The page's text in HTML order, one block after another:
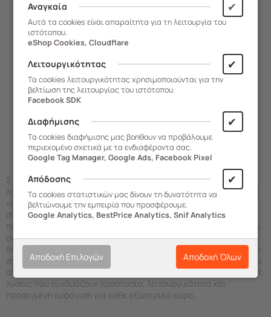
237.BR06GC
Φράχτης Παρτεριού Κήπου
Μήκος 6 μέτρα x0.4x12cm
Πλαστικός 2.46kg Χακί
ECOBORDURA Extrusion
ARTPLAST Ιταλίας
Άμεση Παραλαβή
48,50
ΑΓΟΡΑ
Στο ηλεκτρονικό μας κατάστημα θα ανακαλύψετε πρακτικές
λύσεις κατασκευασμένες από ανθεκτικό πλαστικό, σχεδιασμένες
να αντέχουν στον χρόνο και στις απαιτήσεις των εξωτερικών
συνθηκών. Πολλά σχέδια ξεχωρίζουν για την όψη ξύλου,
προσφέροντας πιο κομψό αισθητικό αποτέλεσμα στον κήπο ή την
αυλή σας. Οι φράχτες κήπου αποτελούν ιδανική επιλογή για τη
δημιουργία παρτεριών, την οριοθέτηση σημείων φύτευσης και τη
συγκράτηση του χώματος με πιο οργανωμένο τρόπο. Εξερευνήστε
ολόκληρη τη συλλογή μας σε
είδη κήπου και βεράνταςκαι βρείτε
λύσεις που συνδυάζουν προστασία, λειτουργικότητα και
προσεγμένη εμφάνιση για κάθε εξωτερικό χώρο.
Αναγκαία ✔
Αυτά τα cookies είναι απαραίτητα για τη λειτουργία του
ιστότοπου.
eShop Cookies, Cloudflare
Λειτουργικότητας ✔
Τα cookies λειτουργικότητας χρησιμοποιούνται για την
βελτίωση της λειτουργίας του ιστότοπου.
Facebook SDK
Διαφήμισης ✔
Τα cookies διαφήμισης μας βοηθουν να προβάλουμε
περιεχομένο σχετικά με τα ενδιαφέροντα σας.
Google Tag Manager, Google Ads, Facebook Pixel
Απόδοσης ✔
Τα cookies στατιστικών μας δίνουν τη δυνατότητα να
βελτιώνουμε την εμπειρία που προσφέρουμε.
Google Analytics, BestPrice Analytics, Snif Analytics
Αποδοχή Επιλογών Αποδοχή Όλων